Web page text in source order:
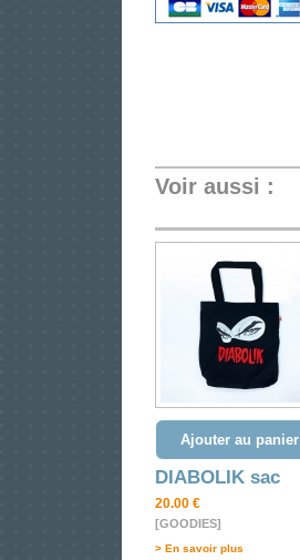
Voir aussi :
Ajouter au panier
DIABOLIK sac
20.00 €
[GOODIES]
> En savoir plus